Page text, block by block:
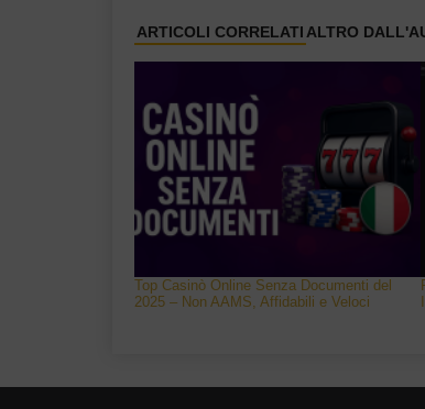
ARTICOLI CORRELATIALTRO
Top Casinò Online Senza Documenti del
2025 – Non AAMS, Affidabili e Veloci